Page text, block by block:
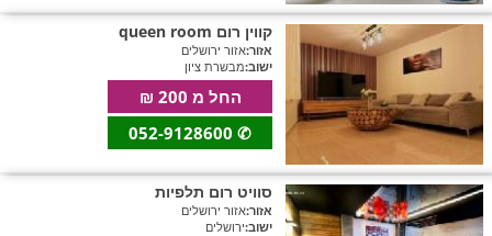
קווין רום queen room
אזור:אזור ירושלים
ישוב:מבשרת ציון
החל מ 200 ₪
✆
סוויט רום תלפיות
אזור:אזור ירושלים
ישוב:ירושלים